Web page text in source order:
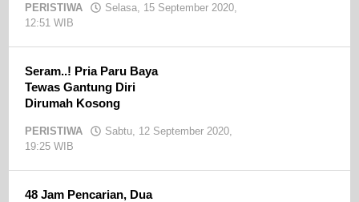
PERISTIWA
Selasa, 15 September 2020,
12:51 WIB
Seram..! Pria Paru Baya
Tewas Gantung Diri
Dirumah Kosong
PERISTIWA
Sabtu, 12 September 2020,
19:25 WIB
48 Jam Pencarian, Dua